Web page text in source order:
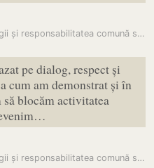
Ion Ceban: „Respectarea legii și responsabilitatea comună sunt…
pe dialog, respect și
cum am demonstrat și în
blocăm activitatea
Ion Ceban: „Respectarea legii și responsabilitatea comună sunt…